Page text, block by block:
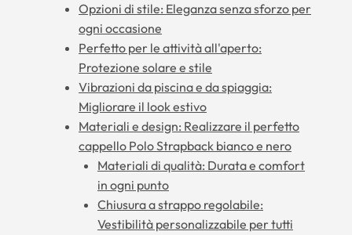
Opzioni di stile: Eleganza senza sforzo per
ogni occasione
Perfetto per le attività all'aperto:
Protezione solare e stile
Vibrazioni da piscina e da spiaggia:
Migliorare il look estivo
Materiali e design: Realizzare il perfetto
cappello Polo Strapback bianco e nero
Materiali di qualità: Durata e comfort
in ogni punto
Chiusura a strappo regolabile:
Vestibilità personalizzabile per tutti